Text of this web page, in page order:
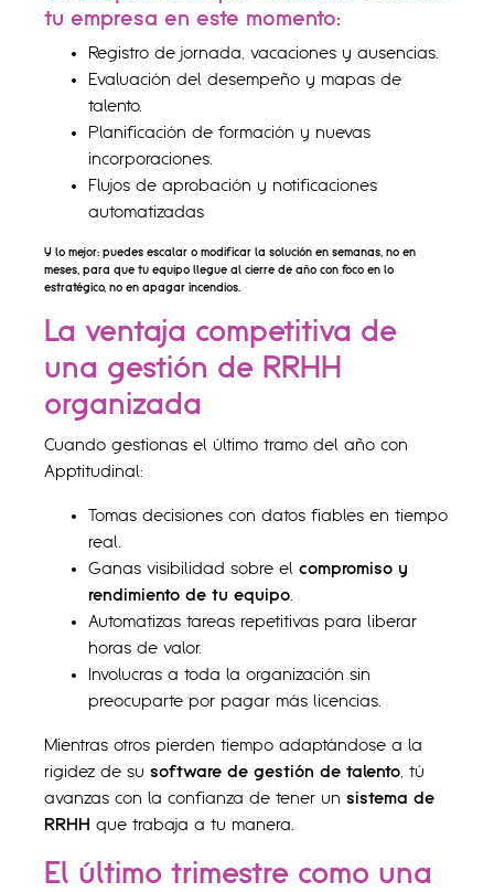
tu empresa en este momento:
Registro de jornada, vacaciones y ausencias.
Evaluación del desempeño y mapas de
talento.
Planificación de formación y nuevas
incorporaciones.
Flujos de aprobación y notificaciones
automatizadas
Y lo mejor: puedes escalar o modificar la solución en semanas, no en
meses, para que tu equipo llegue al cierre de año con foco en lo
estratégico, no en apagar incendios.
La ventaja competitiva de
una gestión de RRHH
organizada
Cuando gestionas el último tramo del año con
Apptitudinal:
Tomas decisiones con datos fiables en tiempo
real.
Ganas visibilidad sobre el compromiso y
rendimiento de tu equipo.
Automatizas tareas repetitivas para liberar
horas de valor.
Involucras a toda la organización sin
preocuparte por pagar más licencias.
Mientras otros pierden tiempo adaptándose a la
rigidez de su software de gestión de talento, tú
avanzas con la confianza de tener un sistema de
RRHH que trabaja a tu manera.
El último trimestre como una